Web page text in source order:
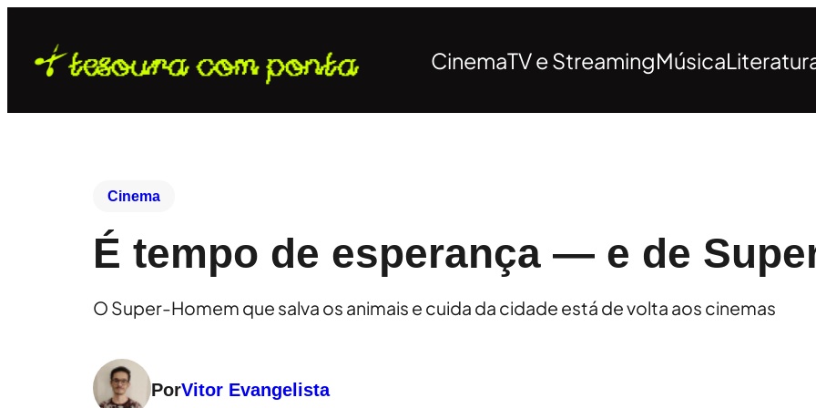
CinemaTV e StreamingMúsica
Cinema
É tempo de esperança — e de
O Super-Homem que salva os animais e cuida da cidade está de volta aos cinemas
PorVitor Evangelista